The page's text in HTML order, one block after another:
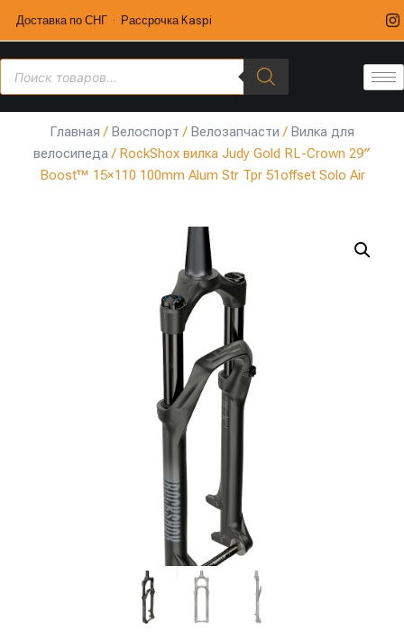
Доставка по СНГ · Рассрочка Kaspi
Главная / Велоспорт / Велозапчасти / Вилка для
велосипеда/ RockShox вилка Judy Gold RL-Crown 29″
Boost™ 15×110 100mm Alum Str Tpr 51offset Solo Air